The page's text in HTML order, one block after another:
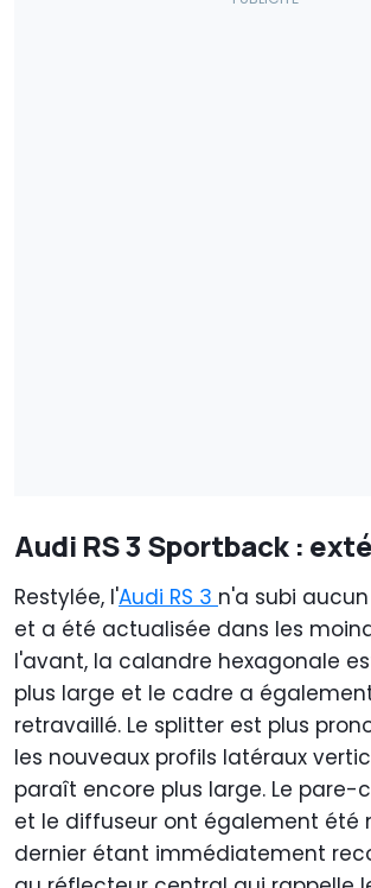
Audi RS 3 Sportback :
Restylée, l'Audi RS 3 n'a subi
et a été actualisée dans les
l'avant, la calandre hexagonale
plus large et le cadre a
retravaillé. Le splitter est plus
les nouveaux profils latéraux
paraît encore plus large. Le pare-
et le diffuseur ont également été
dernier étant immédiatement